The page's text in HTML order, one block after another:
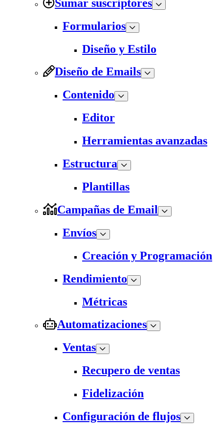
Sumar suscriptores
Formularios
Diseño y Estilo
Diseño de Emails
Contenido
Editor
Herramientas avanzadas
Estructura
Plantillas
Campañas de Email
Envíos
Creación y Programación
Rendimiento
Métricas
Automatizaciones
Ventas
Recupero de ventas
Fidelización
Configuración de flujos